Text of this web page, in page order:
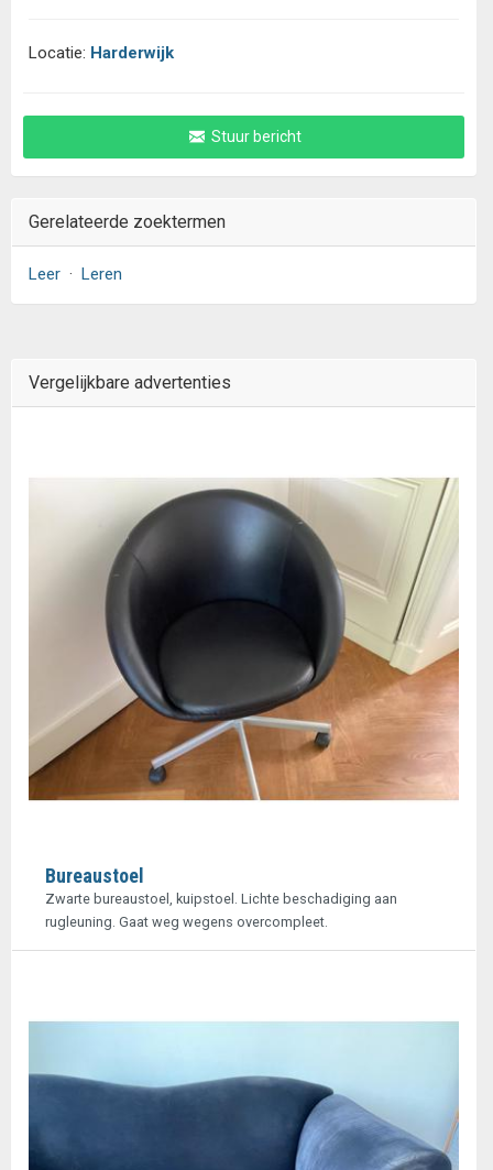
Locatie: Harderwijk
Stuur bericht
Gerelateerde zoektermen
Leer · Leren
Vergelijkbare advertenties
Bureaustoel
Zwarte bureaustoel, kuipstoel. Lichte beschadiging aan
rugleuning. Gaat weg wegens overcompleet.